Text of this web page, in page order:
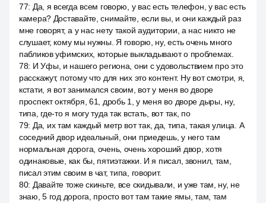
77: Да, я всегда всем говорю, у вас есть телефон, у вас есть
камера? Доставайте, снимайте, если вы, и они каждый раз
мне говорят, а у нас нету такой аудитории, а нас никто не
слушает, кому мы нужны. Я говорю, ну, есть очень много
пабликов уфимских, которые выкладывают о проблемах.
78: И Уфы, и нашего региона, они с удовольствием про это
расскажут, потому что для них это контент. Ну вот смотри, я,
кстати, я вот занимался своим, вот у меня во дворе
проспект октября, 61, дробь 1, у меня во дворе дыры, ну,
типа, где-то я могу туда так встать, вот так, по
79: Да, их там каждый метр вот так, да, типа, такая улица. А
соседний двор идеальный, они приедешь, у него там
нормальная дорога, очень, очень хороший двор, хотя
одинаковые, как бы, пятиэтажки. И я писал, звонил, там,
писал этим своим в чат, типа, говорит.
80: Давайте тоже скиньте, все скидывали, и уже там, ну, не
знаю, 5 год дорога, просто вот там такие ямы, там, там